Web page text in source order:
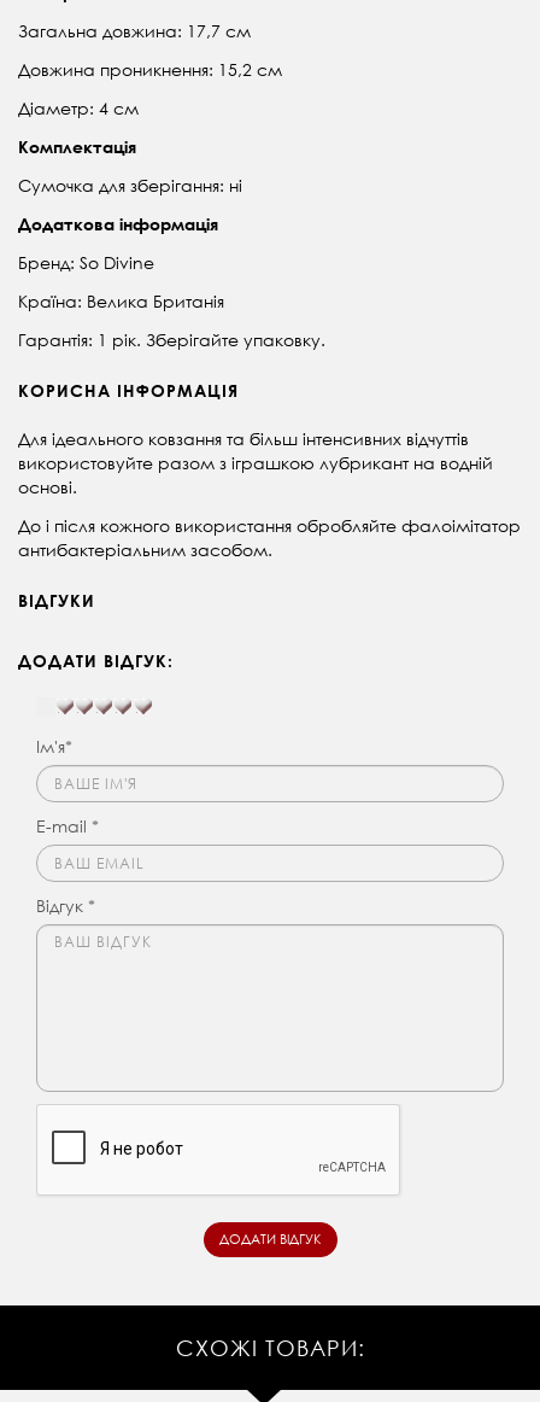
Загальна довжина: 17,7 см
Довжина проникнення: 15,2 см
Діаметр: 4 см
Комплектація
Сумочка для зберігання: ні
Додаткова інформація
Бренд: So Divine
Країна: Велика Британія
Гарантія: 1 рік. Зберігайте упаковку.
КОРИСНА ІНФОРМАЦІЯ
Для ідеального ковзання та більш інтенсивних відчуттів
використовуйте разом з іграшкою лубрикант на водній
основі.
До і після кожного використання обробляйте фалоімітатор
антибактеріальним засобом.
ВІДГУКИ
ДОДАТИ ВІДГУК:
Ім'я*
E-mail *
Відгук *
СХОЖІ ТОВАРИ: